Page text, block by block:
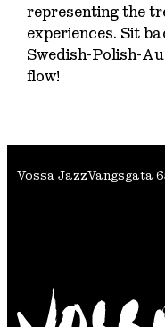
representing the
experiences. Sit
Swedish-Polish-
flow!
Vossa JazzVangsgata 6